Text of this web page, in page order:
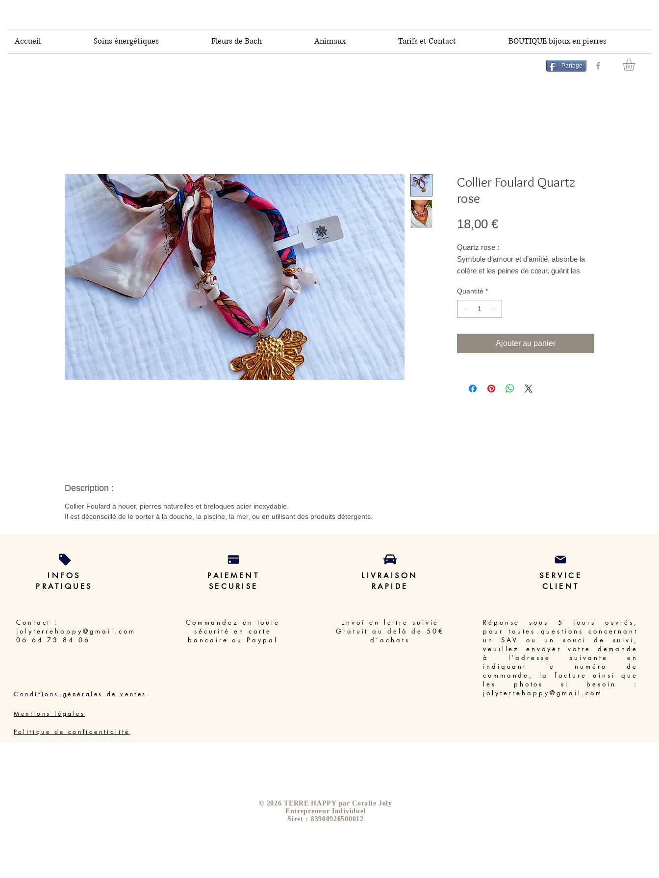
Accueil Soins énergétiques Fleurs de Bach Animaux Tarifs et Contact BOUTIQUE bijoux en pierres
Partage
Collier Foulard Quartz
rose
18,00 €Prix
Quartz rose :
Symbole d’amour et d’amitié, absorbe la
colère et les peines de cœur, guérit les
rayonne l’amour inconditionnel, la
tendresse, la douceur. Paix intérieure,
calme en soi, sérénité.
Quantité *
Ajouter au panier
Description :
Collier Foulard à nouer, pierres naturelles et breloques acier inoxydable.
Il est déconseillé de le porter à la douche, la piscine, la mer, ou en utilisant des produits détergents.
INFOS
PRATIQUES
Contact :
jolyterrehappy@gmail.com
06 64 73 84 06
PAIEMENT
SECURISE
Commandez en toute
sécurité en carte
bancaire ou Paypal
Conditions générales de ventes
LIVRAISON
RAPIDE
Envoi en lettre suivie
Gratuit au delà de 50€
d'achats
SERVICE
CLIENT
Réponse sous 5 jours ouvrés,
pour toutes questions concernant
un SAV ou un souci de suivi,
veuillez envoyer votre demande
à l'adresse suivante en
indiquant le numéro de
commande, la facture ainsi que
les photos si besoin :
jolyterrehappy@gmail.com
Mentions légales
Politique de confidentialité
​© 2026 TERRE HAPPY par Coralie Joly
Entrepreneur Individuel
Siret : 83908926500012